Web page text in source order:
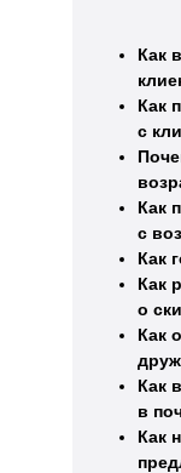
Как
Как
с
Как
с
Как
Как
о
Как
Как
в
Как